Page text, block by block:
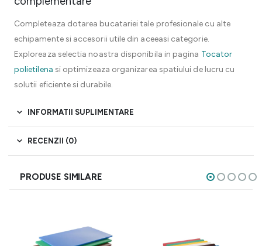
Completeaza dotarea bucatariei tale profesionale cu alte
echipamente si accesorii utile din aceeasi categorie.
Exploreaza selectia noastra disponibila in pagina Tocator
polietilena si optimizeaza organizarea spatiului de lucru cu
solutii eficiente si durabile.
INFORMATII SUPLIMENTARE
RECENZII (0)
PRODUSE SIMILARE